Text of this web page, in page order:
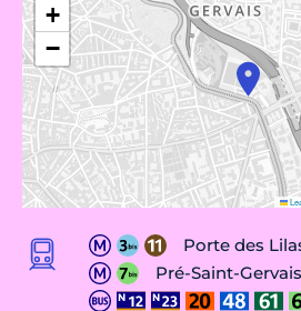
+
−
Porte des
Pré-Saint-